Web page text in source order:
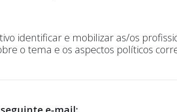
identificar e mobilizar as/os
o tema e os aspectos políticos